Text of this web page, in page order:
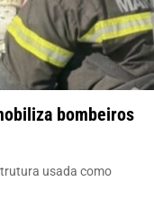
bombeiros
usada como